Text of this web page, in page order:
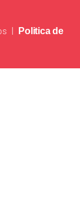
|
Politica de